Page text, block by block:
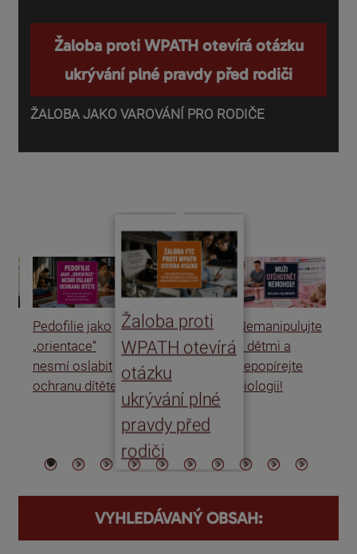
Žaloba proti WPATH otevírá otázku
ukrývání plné pravdy před rodiči
ŽALOBA JAKO VAROVÁNÍ PRO RODIČE
Pedofilie jako
„orientace“
nesmí oslabit
ochranu dítěte
Žaloba proti
WPATH otevírá
otázku
ukrývání plné
pravdy před
rodiči
Nemanipulujte
s dětmi a
nepopírejte
biologii!
VYHLEDÁVANÝ OBSAH: